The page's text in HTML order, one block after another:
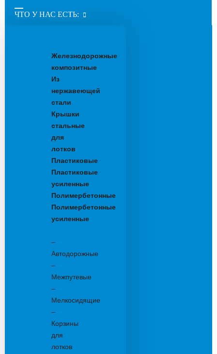
ЧТО У НАС ЕСТЬ:
Железнодорожные
композитные
Из
нержавеющей
стали
Крышки
стальные
для
лотков
Пластиковые
Пластиковые
усиленные
Полимербетонные
Полимербетонные
усиленные
–
Автодорожные
–
Межпутевые
–
Мелкосидящие
–
Корзины
для
лотков